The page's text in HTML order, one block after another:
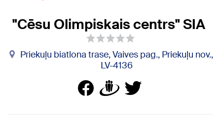
"Cēsu Olimpiskais centrs" SIA
Priekuļu biatlona trase, Vaives pag., Priekuļu nov.,
LV-4136